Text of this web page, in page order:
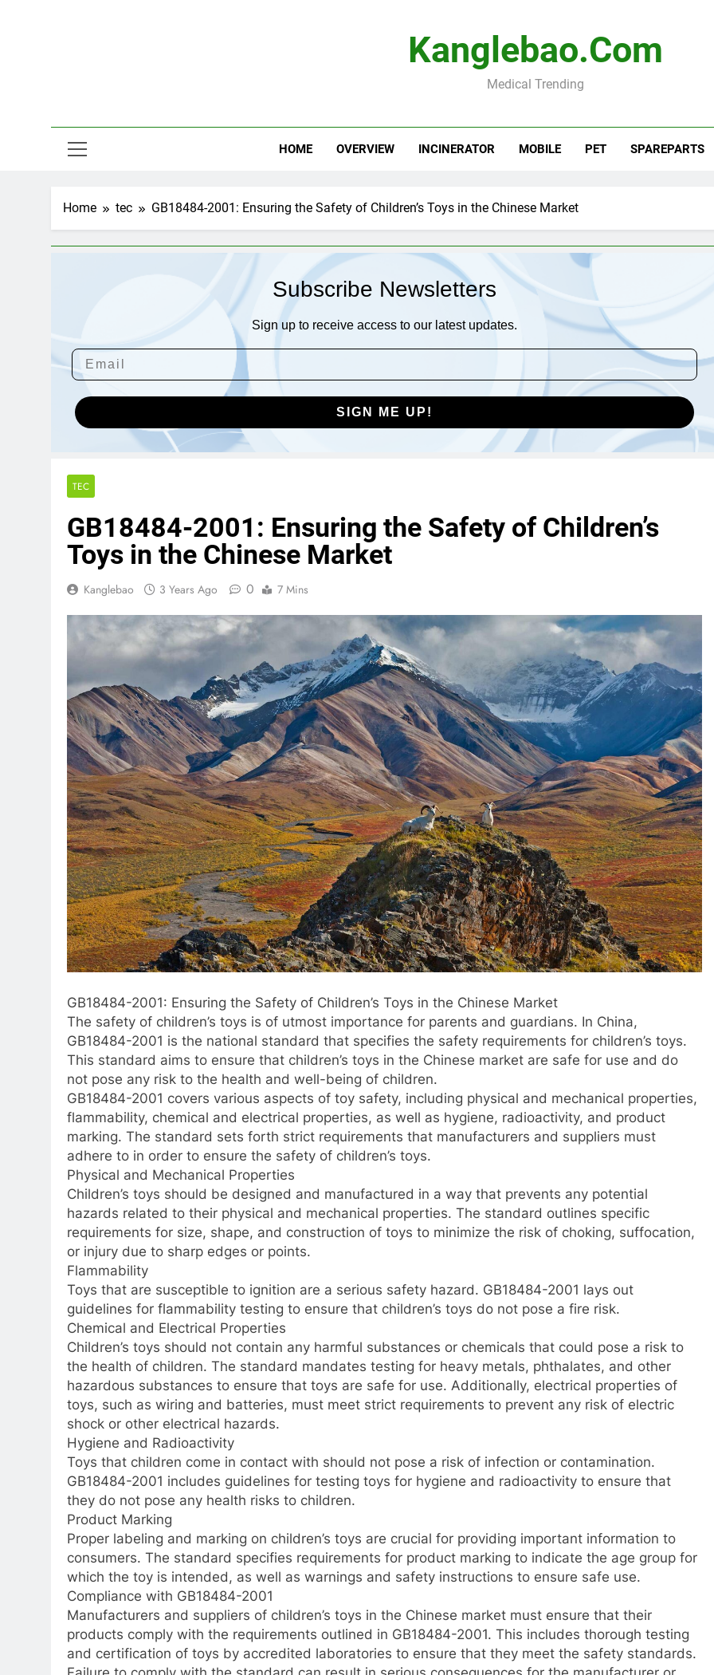
Kanglebao.com
Medical Trending
HOME OVERVIEW INCINERATOR MOBILE PET SPAREPARTS
Home tec GB18484-2001: Ensuring the Safety of Children’s Toys in the Chinese Market
Subscribe Newsletters
Sign up to receive access to our latest updates.
SIGN ME UP!
TEC
GB18484-2001: Ensuring the Safety of Children’s
Toys in the Chinese Market
Kanglebao 3 Years Ago 0 7 Mins
GB18484-2001: Ensuring the Safety of Children’s Toys in the Chinese Market
The safety of children’s toys is of utmost importance for parents and guardians. In China,
GB18484-2001 is the national standard that specifies the safety requirements for children’s toys.
This standard aims to ensure that children’s toys in the Chinese market are safe for use and do
not pose any risk to the health and well-being of children.
GB18484-2001 covers various aspects of toy safety, including physical and mechanical properties,
flammability, chemical and electrical properties, as well as hygiene, radioactivity, and product
marking. The standard sets forth strict requirements that manufacturers and suppliers must
adhere to in order to ensure the safety of children’s toys.
Physical and Mechanical Properties
Children’s toys should be designed and manufactured in a way that prevents any potential
hazards related to their physical and mechanical properties. The standard outlines specific
requirements for size, shape, and construction of toys to minimize the risk of choking, suffocation,
or injury due to sharp edges or points.
Flammability
Toys that are susceptible to ignition are a serious safety hazard. GB18484-2001 lays out
guidelines for flammability testing to ensure that children’s toys do not pose a fire risk.
Chemical and Electrical Properties
Children’s toys should not contain any harmful substances or chemicals that could pose a risk to
the health of children. The standard mandates testing for heavy metals, phthalates, and other
hazardous substances to ensure that toys are safe for use. Additionally, electrical properties of
toys, such as wiring and batteries, must meet strict requirements to prevent any risk of electric
shock or other electrical hazards.
Hygiene and Radioactivity
Toys that children come in contact with should not pose a risk of infection or contamination.
GB18484-2001 includes guidelines for testing toys for hygiene and radioactivity to ensure that
they do not pose any health risks to children.
Product Marking
Proper labeling and marking on children’s toys are crucial for providing important information to
consumers. The standard specifies requirements for product marking to indicate the age group for
which the toy is intended, as well as warnings and safety instructions to ensure safe use.
Compliance with GB18484-2001
Manufacturers and suppliers of children’s toys in the Chinese market must ensure that their
products comply with the requirements outlined in GB18484-2001. This includes thorough testing
and certification of toys by accredited laboratories to ensure that they meet the safety standards.